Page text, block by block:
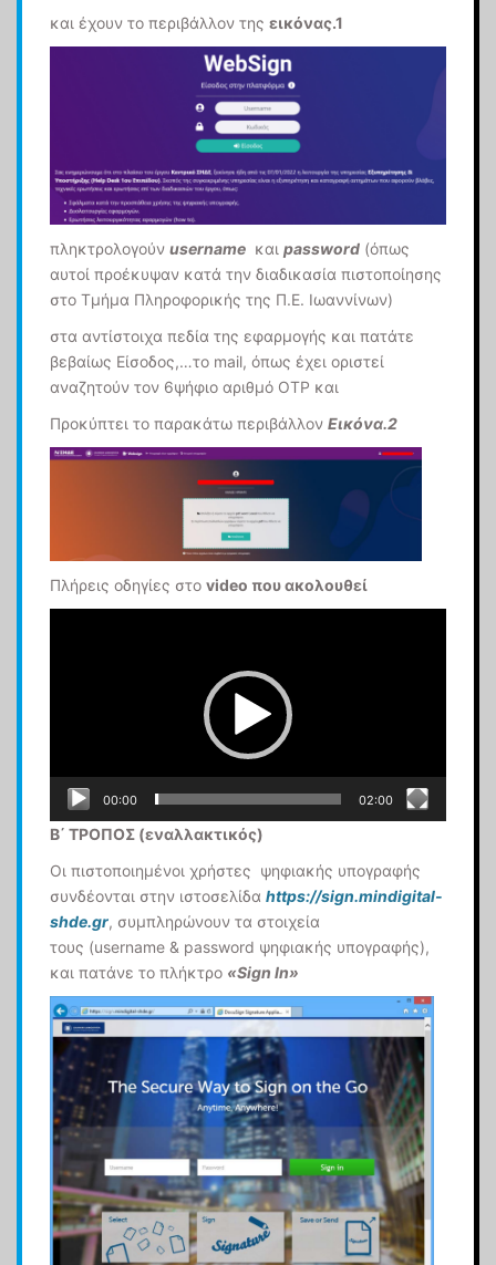
και έχουν το περιβάλλον της εικόνας.1
πληκτρολογούν username και password (όπως
αυτοί προέκυψαν κατά την διαδικασία πιστοποίησης
στο Τμήμα Πληροφορικής της Π.Ε. Ιωαννίνων)
στα αντίστοιχα πεδία της εφαρμογής και πατάτε
βεβαίως Είσοδος,…το mail, όπως έχει οριστεί
αναζητούν τον 6ψήφιο αριθμό ΟΤP και
Προκύπτει το παρακάτω περιβάλλον Εικόνα.2
Πλήρεις οδηγίες στο video που ακολουθεί
00:00 02:00
Β΄ ΤΡΟΠΟΣ (εναλλακτικός)
Οι πιστοποιημένοι χρήστες ψηφιακής υπογραφής
συνδέονται στην ιστοσελίδα https://sign.mindigital-
shde.gr, συμπληρώνουν τα στοιχεία
τους (username & password ψηφιακής υπογραφής),
και πατάνε το πλήκτρο «Sign In»